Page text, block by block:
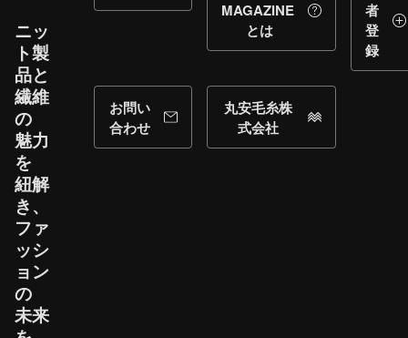
ニッ
ト製
品と​
繊維
の​
魅力
を​
紐解
き、​
ファ
ッシ
ョン
の​
未来
MAGAZINE
とは
者
登
録
お問い
合わせ
丸安毛糸株
式会社